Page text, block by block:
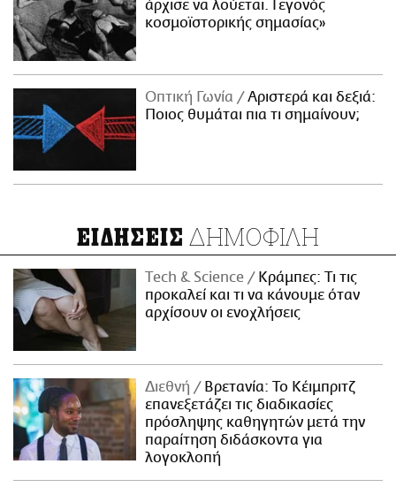
άρχισε να λούεται. Γεγονός
κοσμοϊστορικής σημασίας»
Οπτική Γωνία
Αριστερά και δεξιά:
Ποιος θυμάται πια τι σημαίνουν;
ΕΙΔΗΣΕΙΣ ΔΗΜΟΦΙΛΗ
Τech & Science
Κράμπες: Τι τις
προκαλεί και τι να κάνουμε όταν
αρχίσουν οι ενοχλήσεις
Διεθνή
Βρετανία: Το Κέιμπριτζ
επανεξετάζει τις διαδικασίες
πρόσληψης καθηγητών μετά την
παραίτηση διδάσκοντα για
λογοκλοπή